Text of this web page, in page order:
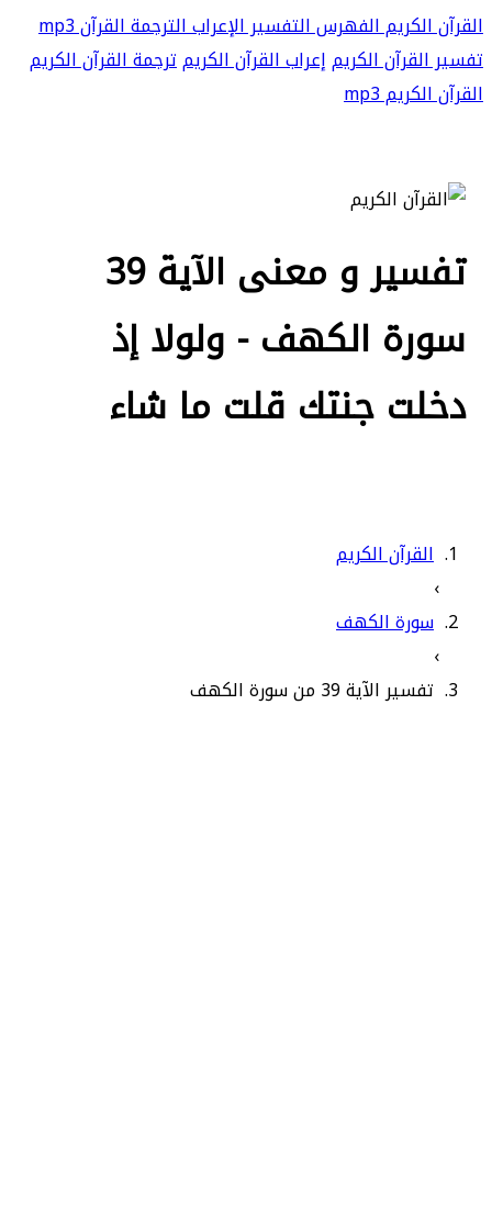
القرآن الكريمالفهرسالتفسيرالإعرابالترجمةالقرآن mp3
تفسير القرآن الكريمإعراب القرآن الكريمترجمة القرآن الكريم
القرآن الكريم mp3
تفسير و معنى الآية 39
سورة الكهف - ولولا إذ
دخلت جنتك قلت ما شاء
القرآن الكريم
›
سورة الكهف
›
تفسير الآية 39 من سورة الكهف